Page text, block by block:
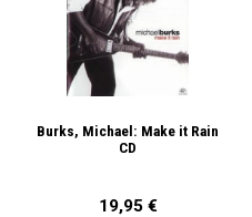
Burks, Michael: Make it Rain
CD
19,95 €